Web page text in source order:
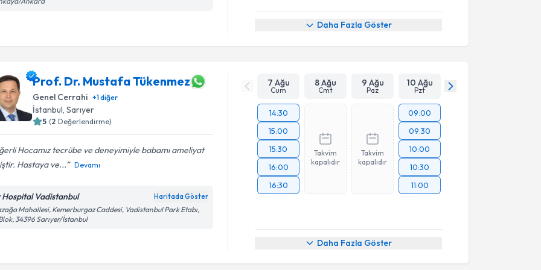
Daha Fazla Göster
Prof. Dr. Mustafa Tükenmez
Genel Cerrahi +1diğer
İstanbul , Sarıyer
5 (2 Değerlendirme)
Hocamız tecrübe ve deneyimiyle babamı ameliyat
Hastaya ve...
Devamı
Hospital Vadistanbul Haritada Göster
Mahallesi, Kemerburgaz Caddesi, Vadistanbul Park Etabı,
34396 Sarıyer/İstanbul
7 Ağu
Cum
8 Ağu
Cmt
9 Ağu
Paz
10 Ağu
Pzt
14:30
15:00
15:30
16:00
16:30
Takvim
kapalıdır
Takvim
kapalıdır
09:00
09:30
10:00
10:30
11:00
Daha Fazla Göster